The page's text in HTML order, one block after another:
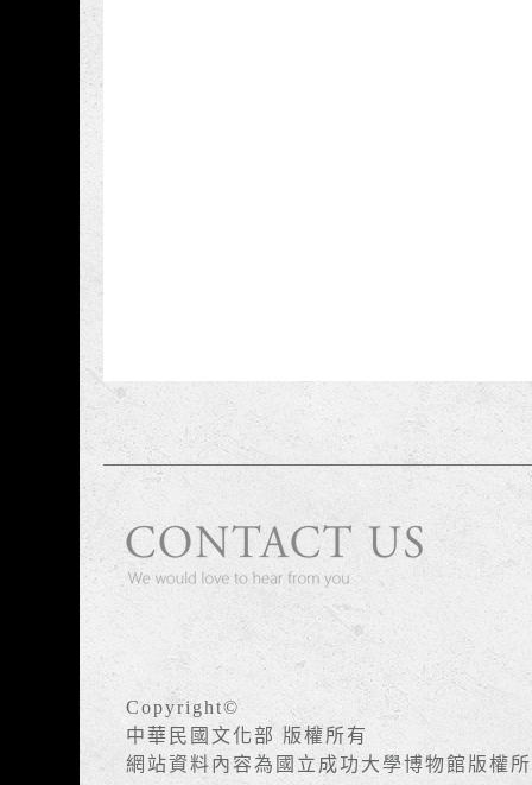
Copyright©
中華民國文化部 版權所有
網站資料內容為國立成功大學博物館版權